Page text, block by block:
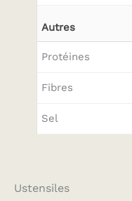
Autres
Protéines
Fibres
Sel
Ustensiles